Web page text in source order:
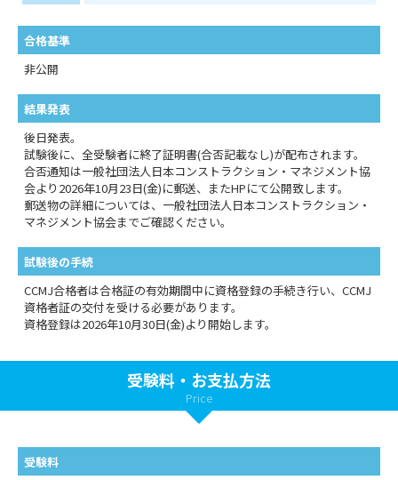
合格基準
非公開
結果発表
後日発表。
試験後に、全受験者に終了証明書(合否記載なし)が配布されます。
合否通知は一般社団法人日本コンストラクション・マネジメント協
会より2026年10月23日(金)に郵送、またHPにて公開致します。
郵送物の詳細については、一般社団法人日本コンストラクション・
マネジメント協会までご確認ください。
試験後の手続
CCMJ合格者は合格証の有効期間中に資格登録の手続き行い、CCMJ
資格者証の交付を受ける必要があります。
資格登録は2026年10月30日(金)より開始します。
受験料・お支払方法
Price
受験料